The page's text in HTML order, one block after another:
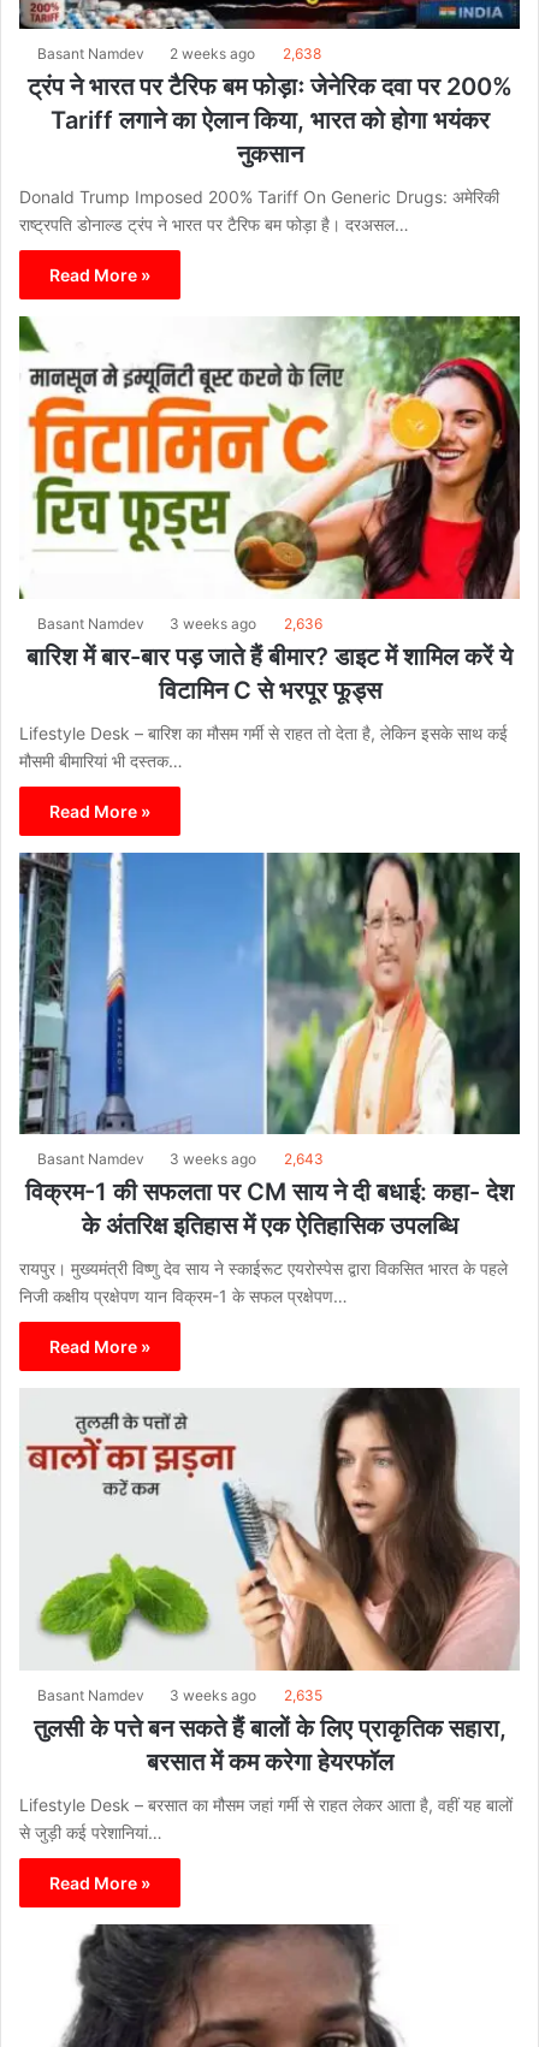
Basant Namdev 2 weeks ago 2,638
ट्रंप ने भारत पर टैरिफ बम फोड़ाः जेनेरिक दवा पर 200%
Tariff लगाने का ऐलान किया, भारत को होगा भयंकर
नुकसान
Donald Trump Imposed 200% Tariff On Generic Drugs: अमेरिकी
राष्ट्रपति डोनाल्ड ट्रंप ने भारत पर टैरिफ बम फोड़ा है। दरअसल…
Read More »
Basant Namdev 3 weeks ago 2,636
बारिश में बार-बार पड़ जाते हैं बीमार? डाइट में शामिल करें ये
विटामिन C से भरपूर फूड्स
Lifestyle Desk – बारिश का मौसम गर्मी से राहत तो देता है, लेकिन इसके साथ कई
मौसमी बीमारियां भी दस्तक…
Read More »
Basant Namdev 3 weeks ago 2,643
विक्रम-1 की सफलता पर CM साय ने दी बधाई: कहा- देश
के अंतरिक्ष इतिहास में एक ऐतिहासिक उपलब्धि
रायपुर। मुख्यमंत्री विष्णु देव साय ने स्काईरूट एयरोस्पेस द्वारा विकसित भारत के पहले
निजी कक्षीय प्रक्षेपण यान विक्रम-1 के सफल प्रक्षेपण…
Read More »
Basant Namdev 3 weeks ago 2,635
तुलसी के पत्ते बन सकते हैं बालों के लिए प्राकृतिक सहारा,
बरसात में कम करेगा हेयरफॉल
Lifestyle Desk – बरसात का मौसम जहां गर्मी से राहत लेकर आता है, वहीं यह बालों
से जुड़ी कई परेशानियां…
Read More »